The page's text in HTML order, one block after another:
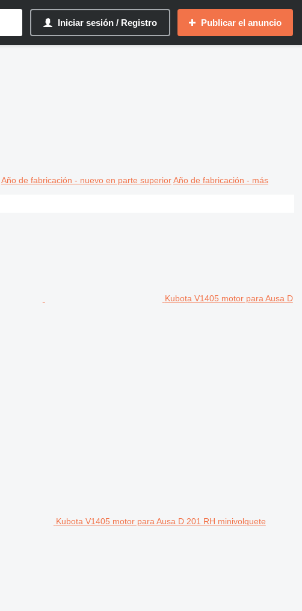
Iniciar sesión / Registro Publicar el anuncio
Año de fabricación - nuevo en parte superior Año de fabricación - más
Kubota V1405 motor para Ausa D
Kubota V1405 motor para Ausa D 201 RH minivolquete